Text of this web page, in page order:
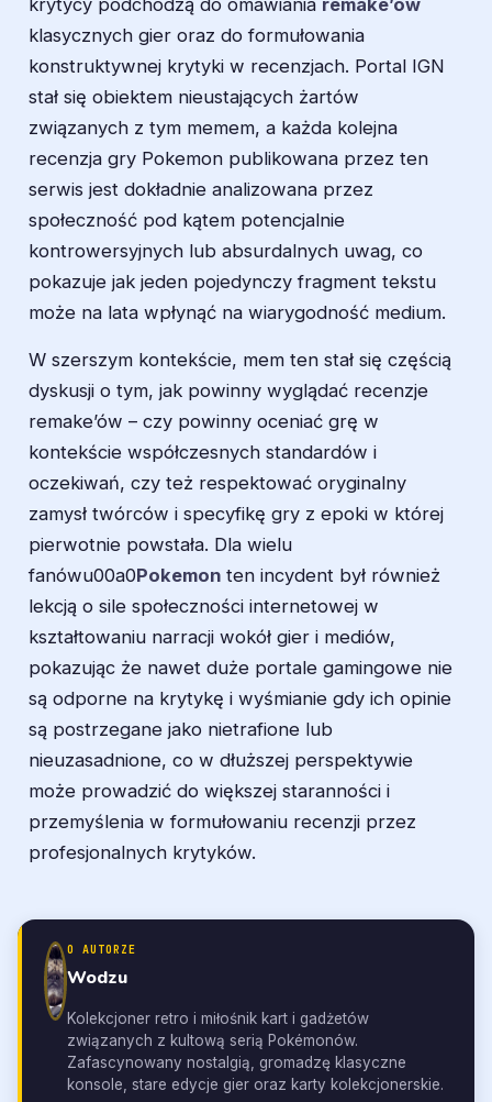
krytycy podchodzą do omawiania remake’ów
klasycznych gier oraz do formułowania
konstruktywnej krytyki w recenzjach. Portal IGN
stał się obiektem nieustających żartów
związanych z tym memem, a każda kolejna
recenzja gry Pokemon publikowana przez ten
serwis jest dokładnie analizowana przez
społeczność pod kątem potencjalnie
kontrowersyjnych lub absurdalnych uwag, co
pokazuje jak jeden pojedynczy fragment tekstu
może na lata wpłynąć na wiarygodność medium.
W szerszym kontekście, mem ten stał się częścią
dyskusji o tym, jak powinny wyglądać recenzje
remake’ów – czy powinny oceniać grę w
kontekście współczesnych standardów i
oczekiwań, czy też respektować oryginalny
zamysł twórców i specyfikę gry z epoki w której
pierwotnie powstała. Dla wielu
fanówu00a0Pokemon ten incydent był również
lekcją o sile społeczności internetowej w
kształtowaniu narracji wokół gier i mediów,
pokazując że nawet duże portale gamingowe nie
są odporne na krytykę i wyśmianie gdy ich opinie
są postrzegane jako nietrafione lub
nieuzasadnione, co w dłuższej perspektywie
może prowadzić do większej staranności i
przemyślenia w formułowaniu recenzji przez
profesjonalnych krytyków.
O AUTORZE
Wodzu
Kolekcjoner retro i miłośnik kart i gadżetów
związanych z kultową serią Pokémonów.
Zafascynowany nostalgią, gromadzę klasyczne
konsole, stare edycje gier oraz karty kolekcjonerskie.